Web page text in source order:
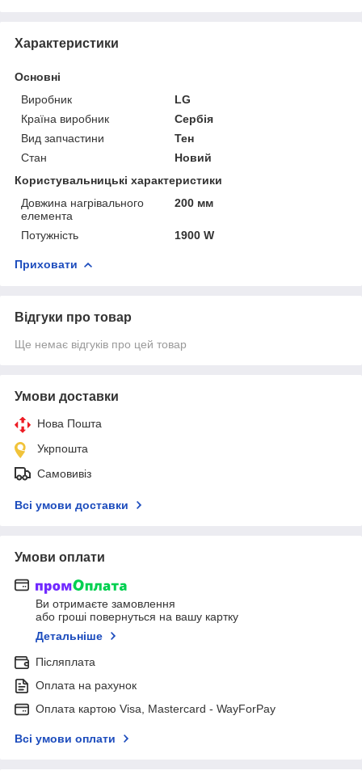
Характеристики
Основні
Виробник
LG
Країна виробник
Сербія
Вид запчастини
Тен
Стан
Новий
Користувальницькі характеристики
Довжина нагрівального
елемента
200 мм
Потужність 1900 W
Приховати
Відгуки про товар
Ще немає відгуків про цей товар
Умови доставки
Нова Пошта
Укрпошта
Самовивіз
Всі умови доставки
Умови оплати
Ви отримаєте замовлення
або гроші повернуться на вашу картку
Детальніше
Післяплата
Оплата на рахунок
Оплата картою Visa, Mastercard - WayForPay
Всі умови оплати